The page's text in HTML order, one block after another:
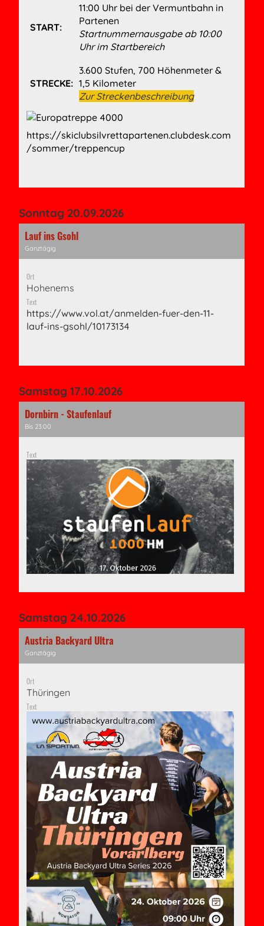
START:
11:00 Uhr bei der Vermuntbahn in
Partenen
Startnummernausgabe ab 10:00
Uhr im Startbereich
STRECKE:
3.600 Stufen, 700 Höhenmeter &
1,5 Kilometer
Zur Streckenbeschreibung
https://skiclubsilvrettapartenen.clubdesk.com
/sommer/treppencup
Sonntag 20.09.2026
Lauf ins Gsohl
Ganztägig
Ort
Hohenems
Text
https://www.vol.at/anmelden-fuer-den-11-
lauf-ins-gsohl/10173134
Samstag 17.10.2026
Dornbirn - Staufenlauf
Bis 23:00
Text
Samstag 24.10.2026
Austria Backyard Ultra
Ganztägig
Ort
Thüringen
Text